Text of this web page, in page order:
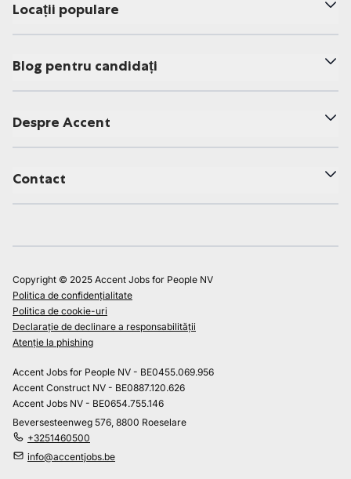
Locații populare
Blog pentru candidați
Despre Accent
Contact
Copyright © 2025 Accent Jobs for People NV
Politica de confidențialitate
Politica de cookie-uri
Declarație de declinare a responsabilității
Atenție la phishing
Accent Jobs for People NV - BE0455.069.956
Accent Construct NV - BE0887.120.626
Accent Jobs NV - BE0654.755.146
Beversesteenweg 576, 8800 Roeselare
+3251460500
info@accentjobs.be